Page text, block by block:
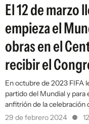
El 12 de marzo
empieza el
obras en el
recibir el
En octubre de 2023 FIFA
partido del Mundial y
anfitrión de la celebración
29 de febrero 2024